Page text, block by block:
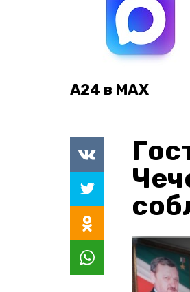
А24 в MAX